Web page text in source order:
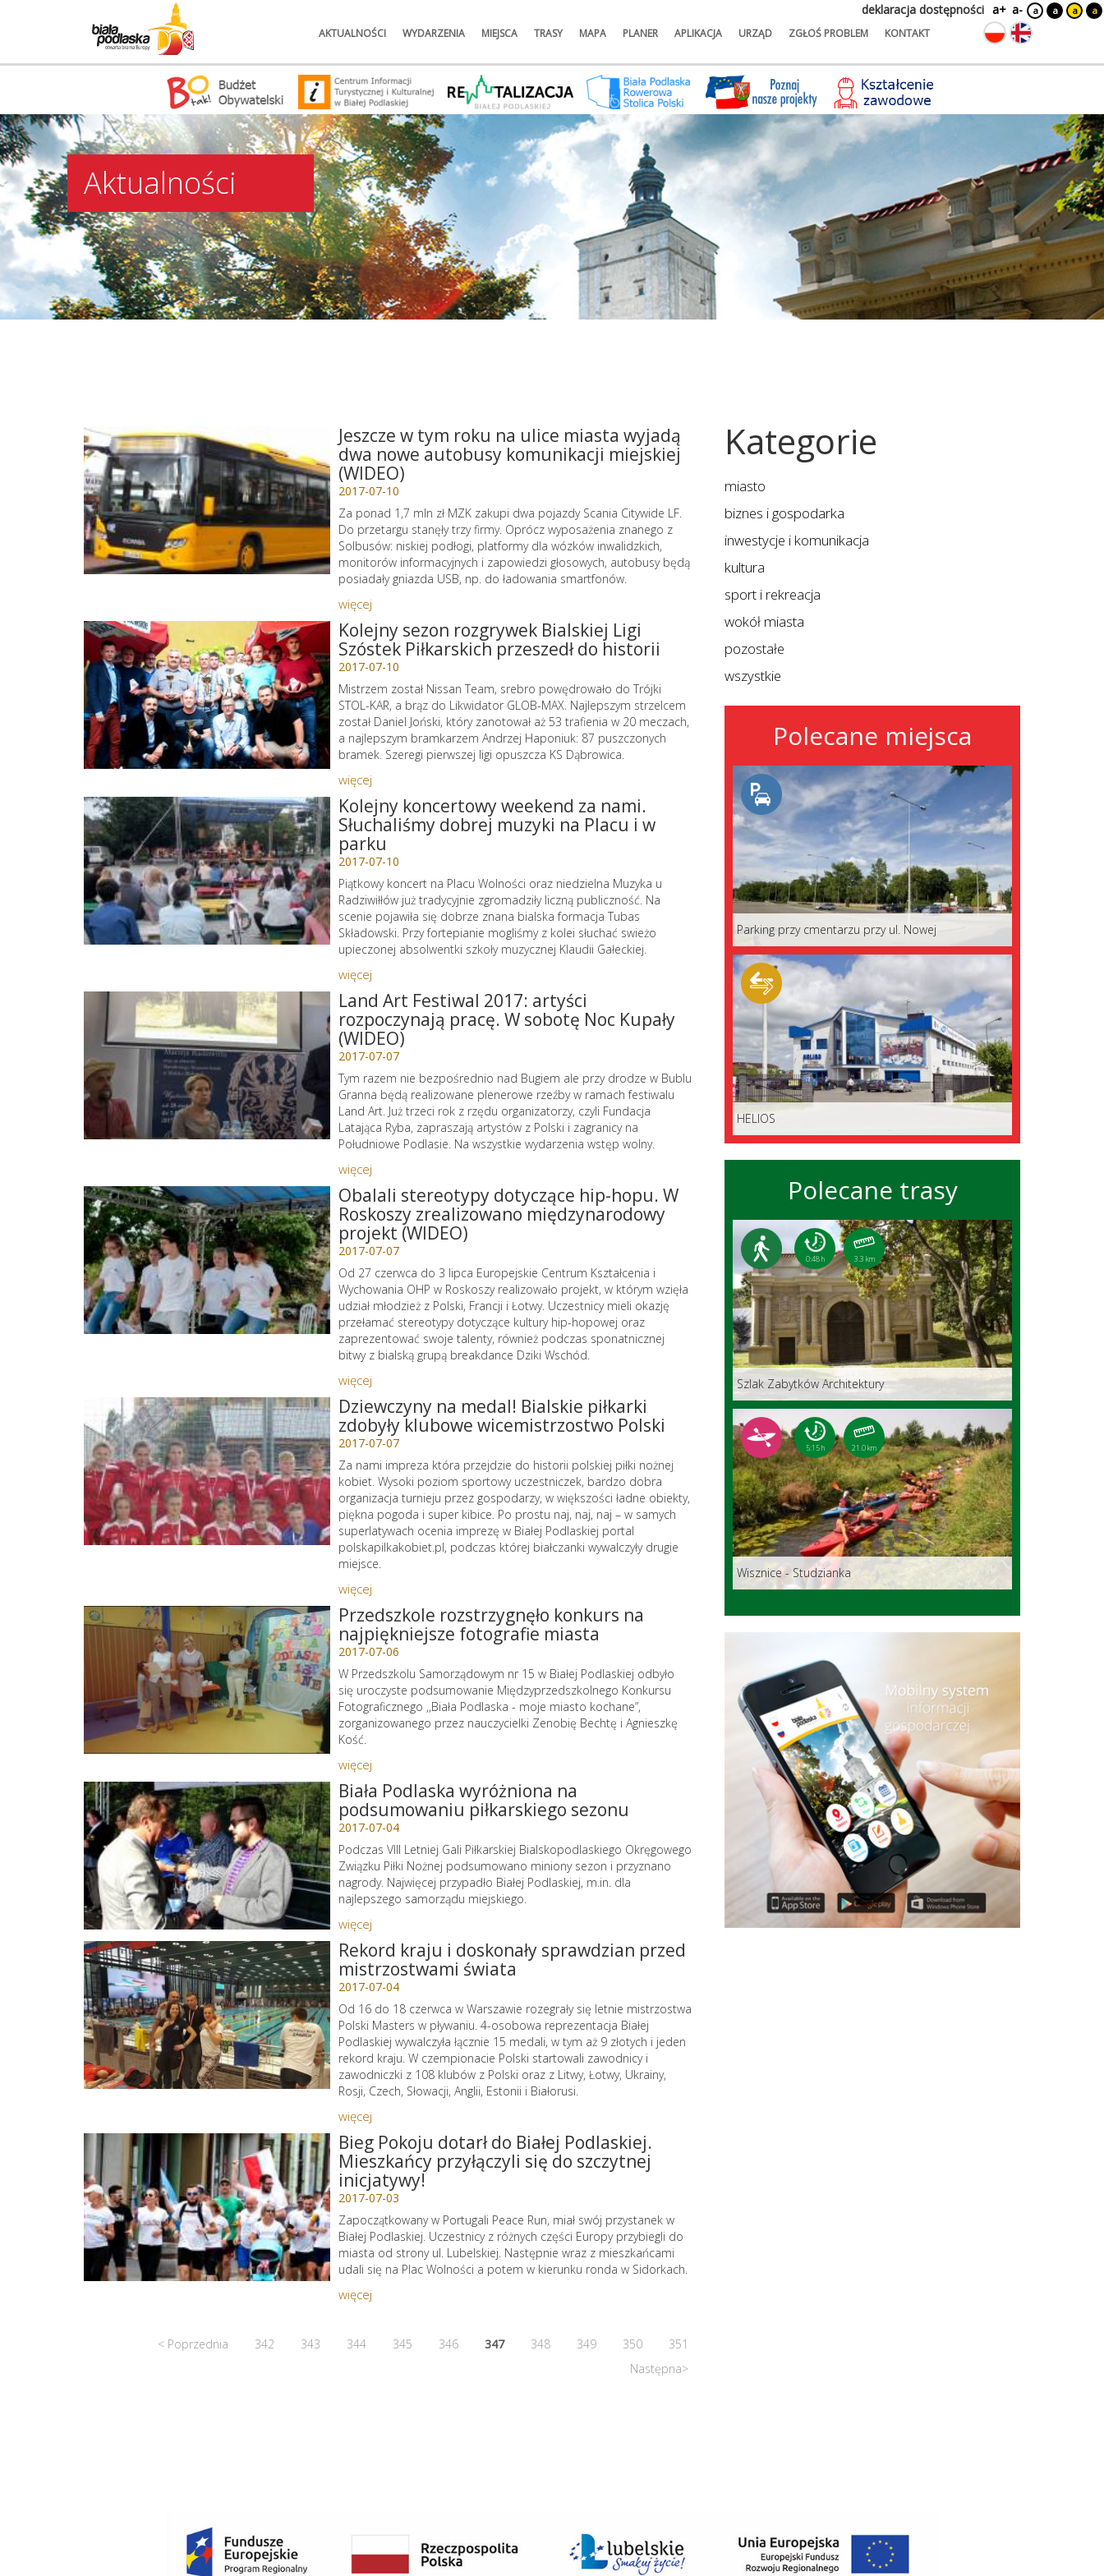
AKTUALNOŚCI WYDARZENIA MIEJSCA TRASY MAPA PLANER APLIKACJA URZĄD ZGŁOŚ PROBLEM KONTAKT
deklaracja dostępności a+ a- a a a a
Aktualności
Jeszcze w tym roku na ulice miasta wyjadą
dwa nowe autobusy komunikacji miejskiej
(WIDEO)
2017-07-10
Za ponad 1,7 mln zł MZK zakupi dwa pojazdy Scania Citywide LF.
Do przetargu stanęły trzy firmy. Oprócz wyposażenia znanego z
Solbusów: niskiej podłogi, platformy dla wózków inwalidzkich,
monitorów informacyjnych i zapowiedzi głosowych, autobusy będą
posiadały gniazda USB, np. do ładowania smartfonów.
więcej
Kolejny sezon rozgrywek Bialskiej Ligi
Szóstek Piłkarskich przeszedł do historii
2017-07-10
Mistrzem został Nissan Team, srebro powędrowało do Trójki
STOL-KAR, a brąz do Likwidator GLOB-MAX. Najlepszym strzelcem
został Daniel Joński, który zanotował aż 53 trafienia w 20 meczach,
a najlepszym bramkarzem Andrzej Haponiuk: 87 puszczonych
bramek. Szeregi pierwszej ligi opuszcza KS Dąbrowica.
więcej
Kolejny koncertowy weekend za nami.
Słuchaliśmy dobrej muzyki na Placu i w
parku
2017-07-10
Piątkowy koncert na Placu Wolności oraz niedzielna Muzyka u
Radziwiłłów już tradycyjnie zgromadziły liczną publiczność. Na
scenie pojawiła się dobrze znana bialska formacja Tubas
Składowski. Przy fortepianie mogliśmy z kolei słuchać swieżo
upieczonej absolwentki szkoły muzycznej Klaudii Gałeckiej.
więcej
Land Art Festiwal 2017: artyści
rozpoczynają pracę. W sobotę Noc Kupały
(WIDEO)
2017-07-07
Tym razem nie bezpośrednio nad Bugiem ale przy drodze w Bublu
Granna będą realizowane plenerowe rzeźby w ramach festiwalu
Land Art. Już trzeci rok z rzędu organizatorzy, czyli Fundacja
Latająca Ryba, zapraszają artystów z Polski i zagranicy na
Południowe Podlasie. Na wszystkie wydarzenia wstęp wolny.
więcej
Obalali stereotypy dotyczące hip-hopu. W
Roskoszy zrealizowano międzynarodowy
projekt (WIDEO)
2017-07-07
Od 27 czerwca do 3 lipca Europejskie Centrum Kształcenia i
Wychowania OHP w Roskoszy realizowało projekt, w którym wzięła
udział młodzież z Polski, Francji i Łotwy. Uczestnicy mieli okazję
przełamać stereotypy dotyczące kultury hip-hopowej oraz
zaprezentować swoje talenty, również podczas sponatnicznej
bitwy z bialską grupą breakdance Dziki Wschód.
więcej
Dziewczyny na medal! Bialskie piłkarki
zdobyły klubowe wicemistrzostwo Polski
2017-07-07
Za nami impreza która przejdzie do historii polskiej piłki nożnej
kobiet. Wysoki poziom sportowy uczestniczek, bardzo dobra
organizacja turnieju przez gospodarzy, w większości ładne obiekty,
piękna pogoda i super kibice. Po prostu naj, naj, naj – w samych
superlatywach ocenia imprezę w Białej Podlaskiej portal
polskapilkakobiet.pl, podczas której białczanki wywalczyły drugie
miejsce.
więcej
Przedszkole rozstrzygnęło konkurs na
najpiękniejsze fotografie miasta
2017-07-06
W Przedszkolu Samorządowym nr 15 w Białej Podlaskiej odbyło
się uroczyste podsumowanie Międzyprzedszkolnego Konkursu
Fotograficznego ,,Biała Podlaska - moje miasto kochane”,
zorganizowanego przez nauczycielki Zenobię Bechtę i Agnieszkę
Kość.
więcej
Biała Podlaska wyróżniona na
podsumowaniu piłkarskiego sezonu
2017-07-04
Podczas VIII Letniej Gali Piłkarskiej Bialskopodlaskiego Okręgowego
Związku Piłki Nożnej podsumowano miniony sezon i przyznano
nagrody. Najwięcej przypadło Białej Podlaskiej, m.in. dla
najlepszego samorządu miejskiego.
więcej
Rekord kraju i doskonały sprawdzian przed
mistrzostwami świata
2017-07-04
Od 16 do 18 czerwca w Warszawie rozegrały się letnie mistrzostwa
Polski Masters w pływaniu. 4-osobowa reprezentacja Białej
Podlaskiej wywalczyła łącznie 15 medali, w tym aż 9 złotych i jeden
rekord kraju. W czempionacie Polski startowali zawodnicy i
zawodniczki z 108 klubów z Polski oraz z Litwy, Łotwy, Ukrainy,
Rosji, Czech, Słowacji, Anglii, Estonii i Białorusi.
więcej
Bieg Pokoju dotarł do Białej Podlaskiej.
Mieszkańcy przyłączyli się do szczytnej
inicjatywy!
2017-07-03
Zapoczątkowany w Portugali Peace Run, miał swój przystanek w
Białej Podlaskiej. Uczestnicy z różnych części Europy przybiegli do
miasta od strony ul. Lubelskiej. Następnie wraz z mieszkańcami
udali się na Plac Wolności a potem w kierunku ronda w Sidorkach.
więcej
< Poprzednia 342 343 344 345 346 347 348 349 350
351
Następna>
Kategorie
miasto
biznes i gospodarka
inwestycje i komunikacja
kultura
sport i rekreacja
wokół miasta
pozostałe
wszystkie
Polecane miejsca
Parking przy cmentarzu przy ul. Nowej
HELIOS
Polecane trasy
0:48 h 3.3 km
Szlak Zabytków Architektury
5:15 h 21.0 km
Wisznice - Studzianka